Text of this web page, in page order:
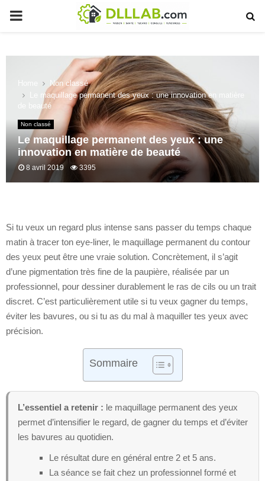
PRIMARY
Non classé
Le maquillage permanent des yeux : une innovation en matière
de beauté
Non classé
Le maquillage permanent des yeux : une
innovation en matière de beauté
8 avril 2019 3395
Si tu veux un regard plus intense sans passer du temps chaque
matin à tracer ton eye-liner, le maquillage permanent du contour
des yeux peut être une vraie solution. Concrètement, il s’agit
d’une pigmentation très fine de la paupière, réalisée par un
professionnel, pour dessiner durablement le ras de cils ou un trait
discret. C’est particulièrement utile si tu veux gagner du temps,
éviter les bavures, ou si tu as du mal à maquiller tes yeux avec
précision.
Sommaire
L’essentiel a retenir : le maquillage permanent des yeux
permet d’intensifier le regard, de gagner du temps et d’éviter
les bavures au quotidien.
Le résultat dure en général entre 2 et 5 ans.
La séance se fait chez un professionnel formé et